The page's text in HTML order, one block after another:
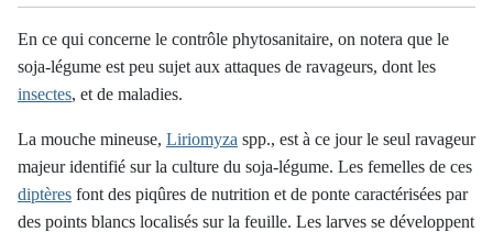
En ce qui concerne le contrôle phytosanitaire, on notera que le
soja-légume est peu sujet aux attaques de ravageurs, dont les
insectes, et de maladies.
La mouche mineuse, Liriomyza spp., est à ce jour le seul ravageur
majeur identifié sur la culture du soja-légume. Les femelles de ces
diptères font des piqûres de nutrition et de ponte caractérisées par
des points blancs localisés sur la feuille. Les larves se développent